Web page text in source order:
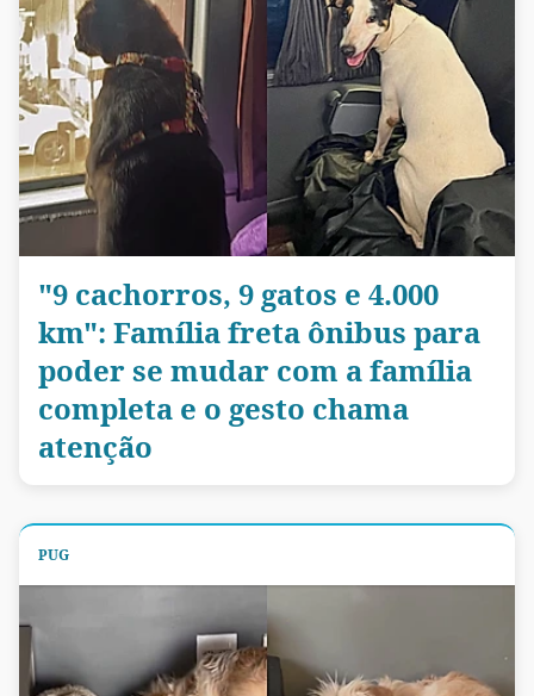
"9 cachorros, 9 gatos e 4.000
km": Família freta ônibus para
poder se mudar com a família
completa e o gesto chama
atenção
PUG